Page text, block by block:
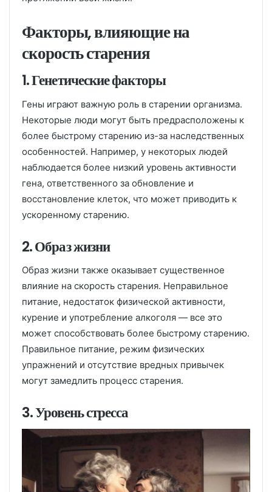
Факторы, влияющие на
скорость старения
1. Генетические факторы
Гены играют важную роль в старении организма.
Некоторые люди могут быть предрасположены к
более быстрому старению из-за наследственных
особенностей. Например, у некоторых людей
наблюдается более низкий уровень активности
гена, ответственного за обновление и
восстановление клеток, что может приводить к
ускоренному старению.
2. Образ жизни
Образ жизни также оказывает существенное
влияние на скорость старения. Неправильное
питание, недостаток физической активности,
курение и употребление алкоголя — все это
может способствовать более быстрому старению.
Правильное питание, режим физических
упражнений и отсутствие вредных привычек
могут замедлить процесс старения.
3. Уровень стресса